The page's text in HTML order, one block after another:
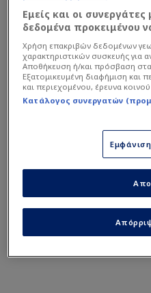
13 Τερματοφύλακας
25 Jorrel Hato
Αμυντικός
Justin Kluivert
Memphis Depay
Επιθετικός
5 Nathan Ake
9 Wout Weghorst
Δε βρέθηκαν
Εμείς και οι
δεδομένα προκειμένου
Χρήση επακριβών δεδομένων
χαρακτηριστικών συσκευής για
Αποθήκευση ή/και πρόσβαση
Εξατομικευμένη διαφήμιση και
και περιεχομένου, έρευνα
Κατάλογος συνεργατών